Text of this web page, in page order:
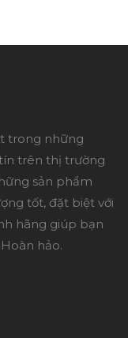
trong những
trên thị trường
sản phẩm
tốt, đặt biệt với
hãng giúp bạn
hảo.